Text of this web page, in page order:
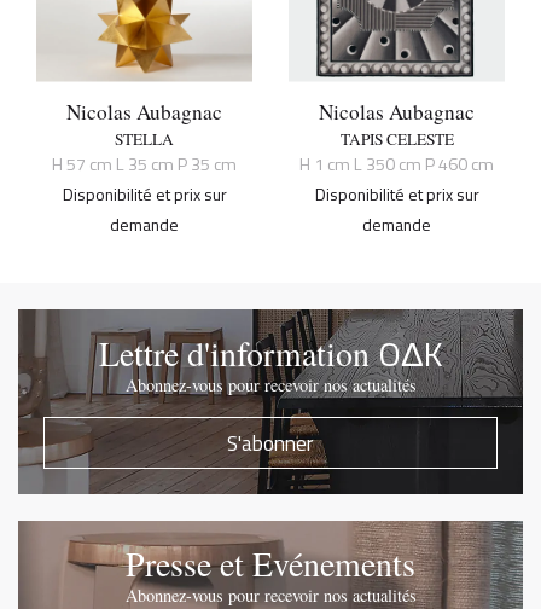
Nicolas Aubagnac
STELLA
H 57 cm L 35 cm P 35 cm
Disponibilité et prix sur
demande
Nicolas Aubagnac
TAPIS CELESTE
H 1 cm L 350 cm P 460 cm
Disponibilité et prix sur
demande
Lettre d'informationOΔK
Abonnez-vous pour recevoir nos actualités
S'abonner
Presse et Evénements
Abonnez-vous pour recevoir nos actualités